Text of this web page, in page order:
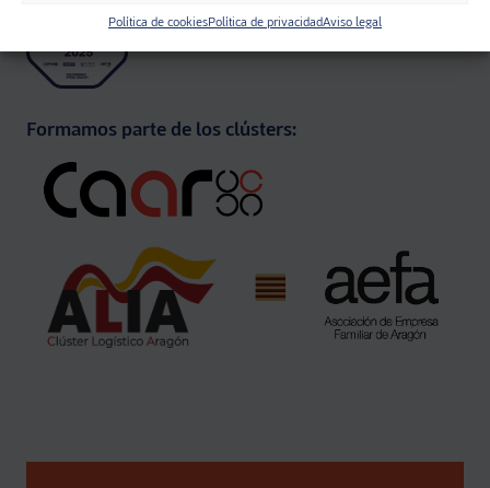
Política de cookiesPolítica de privacidadAviso legal
Formamos parte de los clústers: